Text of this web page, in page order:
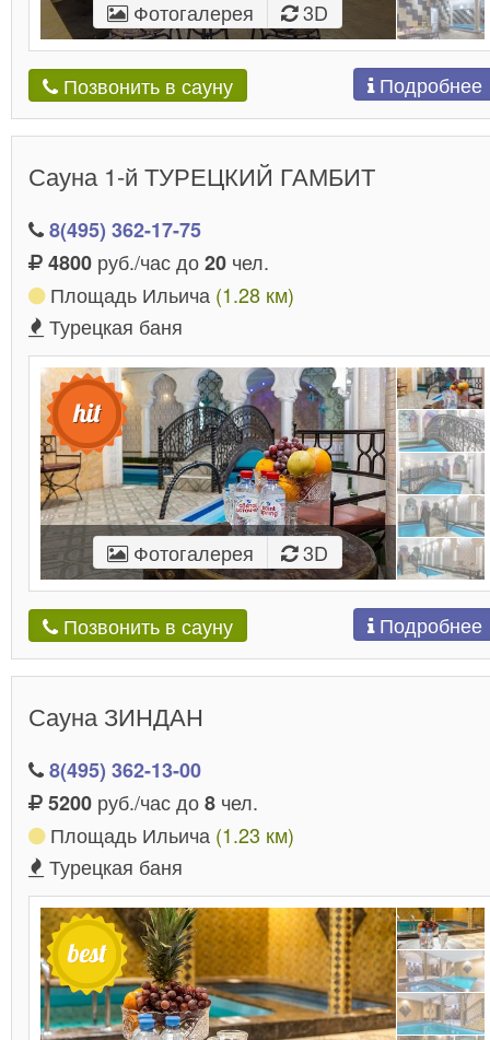
Фотогалерея 3D
Позвонить в сауну Подробнее
Сауна 1-й ТУРЕЦКИЙ ГАМБИТ
8(495) 362-17-75
4800 руб./час до20 чел.
Площадь Ильича (1.28 км)
Турецкая баня
Фотогалерея 3D
Позвонить в сауну Подробнее
Сауна ЗИНДАН
8(495) 362-13-00
5200 руб./час до8 чел.
Площадь Ильича (1.23 км)
Турецкая баня